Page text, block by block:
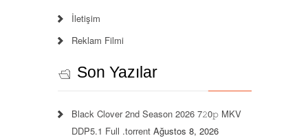
İletişim
Reklam Filmi
Son Yazılar
Black Clover 2nd Season 2026 7𝟸0𝚙 MKV
DDP5.1 Full .torrent Ağustos 8, 2026